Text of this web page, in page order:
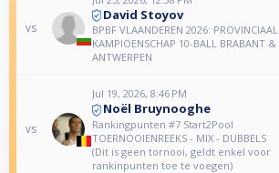
vs
David Stoyov
BPBF VLAANDEREN 2026: PROVINCIAAL
KAMPIOENSCHAP 10-BALL BRABANT &
ANTWERPEN
vs
Jul 19, 2026, 8:46 PM
Noël Bruynooghe
Rankingpunten #7 Start2Pool
TOERNOOIENREEKS - MIX - DUBBELS
(Dit is geen tornooi, geldt enkel voor
rankinpunten toe te voegen)